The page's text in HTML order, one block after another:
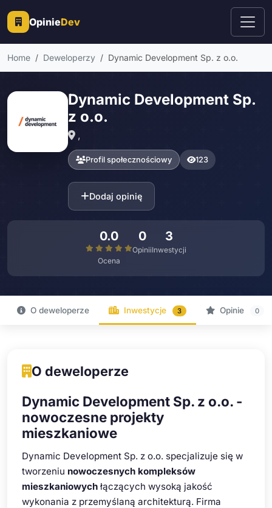
OpinieDev
Home Deweloperzy Dynamic Development Sp. z o.o.
Dynamic Development Sp.
z o.o.
,
Profil społecznościowy 123
Dodaj opinię
0.0
Ocena
0
Opinii
3
Inwestycji
O deweloperze Inwestycje 3 Opinie 0
O deweloperze
Dynamic Development Sp. z o.o. -
nowoczesne projekty
mieszkaniowe
Dynamic Development Sp. z o.o. specjalizuje się w
tworzeniu nowoczesnych kompleksów
mieszkaniowych łączących wysoką jakość
wykonania z przemyślaną architekturą. Firma